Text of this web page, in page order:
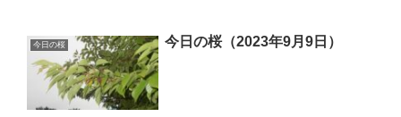
今日の桜 今日の桜（2023年9月9日）